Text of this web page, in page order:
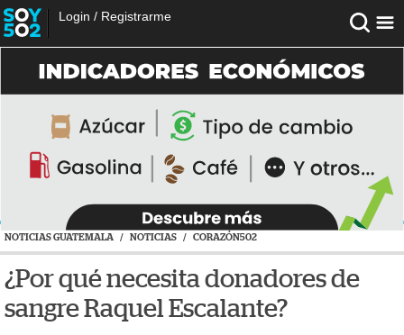
Login / Registrarme
NOTICIAS GUATEMALA / NOTICIAS / CORAZÓN502
¿Por qué necesita donadores de
sangre Raquel Escalante?